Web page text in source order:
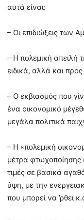
αυτά είναι:
– Οι επιδιώξεις των
– Η πολεμική απειλή
ειδικά, αλλά και
– Ο εκβιασμός που
ένα οικονομικό
μεγάλα πολιτικά
– Η «πολεμική
μέτρα φτωχοποίησης
τιμές σε βασικά
ύψη, με την
που μπορεί να ’ρθει